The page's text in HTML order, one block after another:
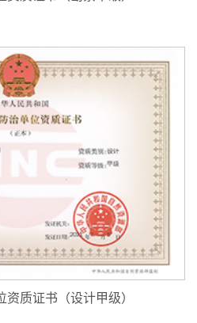
质证书（设计甲级）